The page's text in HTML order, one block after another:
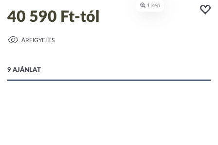
40 590 Ft-tól
ÁRFIGYELÉS
9 AJÁNLAT